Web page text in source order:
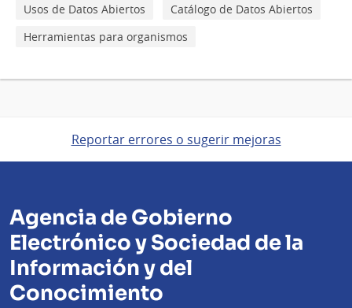
Usos de Datos Abiertos
Catálogo de Datos Abiertos
Herramientas para organismos
Reportar errores o sugerir mejoras
Agencia de Gobierno
Electrónico y Sociedad de la
Información y del
Conocimiento